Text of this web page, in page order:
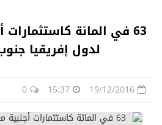
63 في المائة كاستثمارات
لدول إفريقيا
19/12/2016
15:37
0